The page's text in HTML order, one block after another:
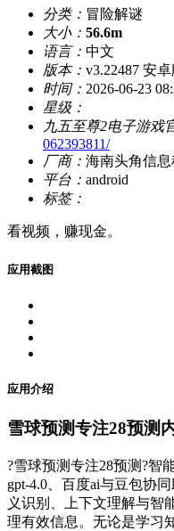
分类： 冒险解谜
大小： 56.6m
语言： 中文
版本： v3.22487 安卓
时间： 2026-06-23
星级：
九五至尊2电子游戏
062393811/
厂商： 海南头角信息
平台： android
标签：
看视频，赚现金。
应用截图
应用介绍
雪球预测专注28预测
?雪球预测专注28预测?智
gpt-4.0、百度ai与豆包协
义识别、上下文理解与智
理有效信息。无论是学习